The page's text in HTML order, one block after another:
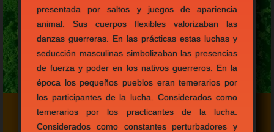
presentada por saltos y juegos de apariencia
animal. Sus cuerpos flexibles valorizaban las
danzas guerreras. En las prácticas estas luchas y
seducción masculinas simbolizaban las presencias
de fuerza y poder en los nativos guerreros. En la
época los pequeños pueblos eran temerarios por
los participantes de la lucha. Considerados como
temerarios por los practicantes de la lucha.
Considerados como constantes perturbadores y